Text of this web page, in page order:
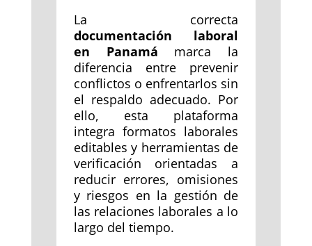
La correcta
documentación laboral
en Panamá marca la
diferencia entre prevenir
conflictos o enfrentarlos sin
el respaldo adecuado. Por
ello, esta plataforma
integra formatos laborales
editables y herramientas de
verificación orientadas a
reducir errores, omisiones
y riesgos en la gestión de
las relaciones laborales a lo
largo del tiempo.